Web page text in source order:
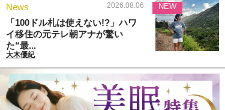
News 2026.08.06
「100ドル札は使えない!?」ハワ
イ移住の元テレ朝アナが驚い
た“最...
大木優紀
NEW